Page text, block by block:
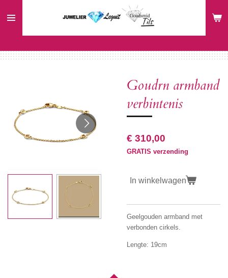
direct
hoofdinhoud
Goudrn armband
verbintenis
€ 310,00
GRATIS verzending
In winkelwagen
Geelgouden armband met
verbonden cirkels.
Lengte: 19cm